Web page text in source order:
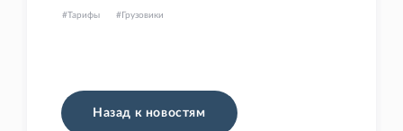
Тарифы Грузовики
Назад к новостям